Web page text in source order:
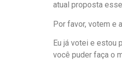
atual proposta
Por favor, votem e
Eu já votei e estou
você puder faça o